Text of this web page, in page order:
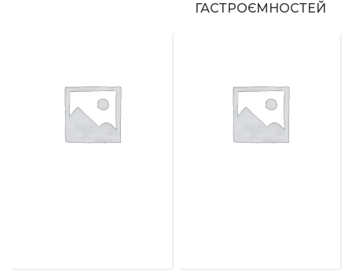
ГАСТРОЄМНОСТЕЙ